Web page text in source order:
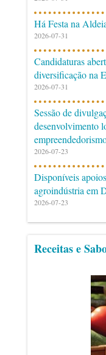
Há Festa na
2026-07-31
Candidaturas
diversificação na
2026-07-31
Sessão de
desenvolvimento
2026-07-23
Disponíveis
agroindústria em
2026-07-23
Receitas e